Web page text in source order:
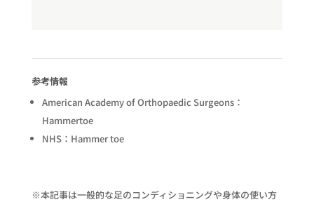
参考情報
American Academy of Orthopaedic Surgeons：
Hammertoe
NHS：Hammer toe
※本記事は一般的な足のコンディショニングや身体の使い方